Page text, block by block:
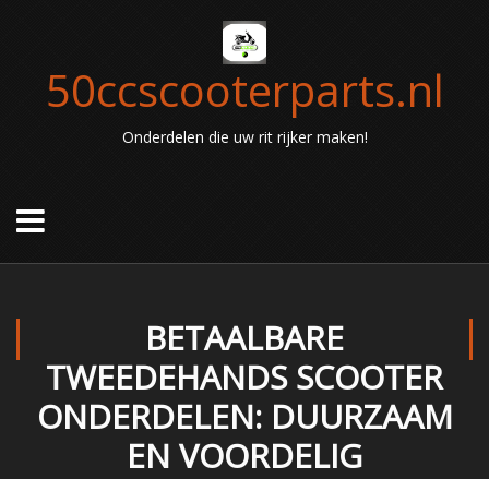
50ccscooterparts.nl
Onderdelen die uw rit rijker maken!
BETAALBARE
TWEEDEHANDS SCOOTER
ONDERDELEN: DUURZAAM
EN VOORDELIG